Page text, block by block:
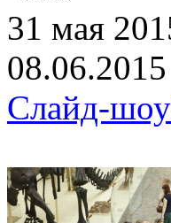
31 мая
08.06.2015
Слайд-шоу